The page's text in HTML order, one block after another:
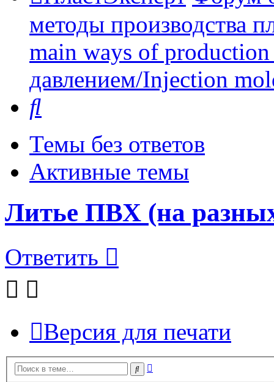
методы производства
main ways of
давлением/Injection
Темы без ответов
Активные темы
Литье ПВХ (на
Ответить
Версия для печати
Поиск